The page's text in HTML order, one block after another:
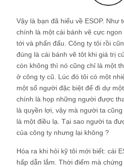
Vậy là bạn đã hiểu về ESOP. Như
chính là một cái bánh vẽ cực
tới và phấn đấu. Công ty tôi rồi
đúng là cái bánh vẽ tôt khi giá trị
còn không thì nó cũng chỉ là một
ở công ty cũ. Lúc đó tôi có một
một số người đặc biệt để đi dự
chính là họp những người được
là quyền lợi, vậy mà người ta
là một điều lạ. Tại sao người ta
của công ty nhưng lại không ?
Hóa ra khi hỏi kỹ tôi mới biết: cái
hấp dẫn lắm. Thời điểm mà